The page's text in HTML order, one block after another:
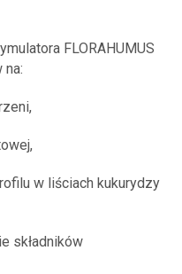
FLORAHUMUS
na:
w liściach kukurydzy
składników